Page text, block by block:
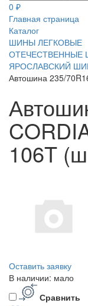
0 ₽
Главная страница
Каталог
ШИНЫ ЛЕГКОВЫЕ
ОТЕЧЕСТВЕННЫЕ
ЯРОСЛАВСКИЙ
Автошина 235/
106T
Оставить заявку
В наличии: мало
Сравнить